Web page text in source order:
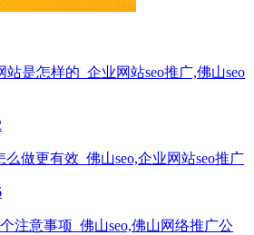
是怎样的_企业网站seo推广,佛山seo
么做更有效_佛山seo,企业网站seo推广
注意事项_佛山seo,佛山网络推广公